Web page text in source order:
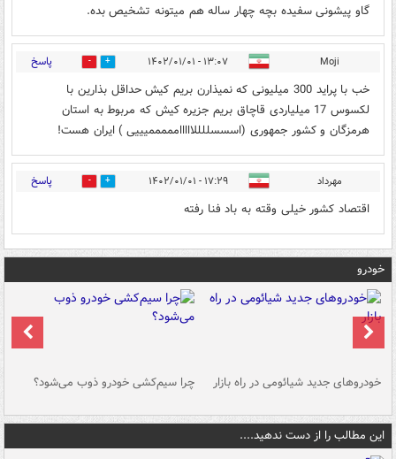
گاو پیشونی سفیده بچه چهار ساله هم میتونه تشخیص بده.
Moji ۱۳:۰۷ - ۱۴۰۲/۰۱/۰۱ 0 پاسخ
خب با پراید 300 میلیونی که نمیذارن بریم کیش حداقل بذارین با
لکسوس 17 میلیاردی قاچاق بریم جزیره کیش که مربوط به استان
هرمزگان و کشور جمهوری (اسسسللللااااامممممیییی ) ایران هست!
مهرداد ۱۷:۲۹ - ۱۴۰۲/۰۱/۰۱ 0 پاسخ
اقتصاد کشور خیلی وقته به باد فنا رفته
خودرو
خودروهای جدید شیائومی در راه بازار چرا سیم‌کشی خودرو ذوب می‌شود؟
این مطالب را از دست ندهید....